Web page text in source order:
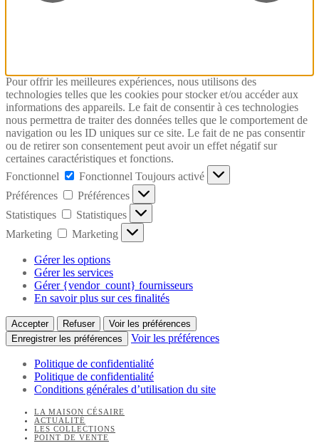
Pour offrir les meilleures expériences, nous utilisons des
technologies telles que les cookies pour stocker et/ou accéder aux
informations des appareils. Le fait de consentir à ces technologies
nous permettra de traiter des données telles que le comportement de
navigation ou les ID uniques sur ce site. Le fait de ne pas consentir
ou de retirer son consentement peut avoir un effet négatif sur
certaines caractéristiques et fonctions.
Fonctionnel
Fonctionnel Toujours activé
Préférences
Préférences
Statistiques
Statistiques
Marketing
Marketing
Gérer les options
Gérer les services
Gérer {vendor_count} fournisseurs
En savoir plus sur ces finalités
Accepter Refuser
Voir les préférences
Enregistrer les préférences
Voir les préférences
Politique de confidentialité
Politique de confidentialité
Conditions générales d’utilisation du site
LA MAISON CÉSAIRE
ACTUALITÉ
LES COLLECTIONS
POINT DE VENTE